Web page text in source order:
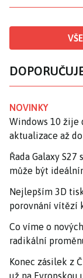
NOVINKY
Windows 10 žije
aktualizace až
Řada Galaxy
může být
Nejlepším 3D
porovnání vítězí
Co víme o
radikální
Konec zásilek z
už na